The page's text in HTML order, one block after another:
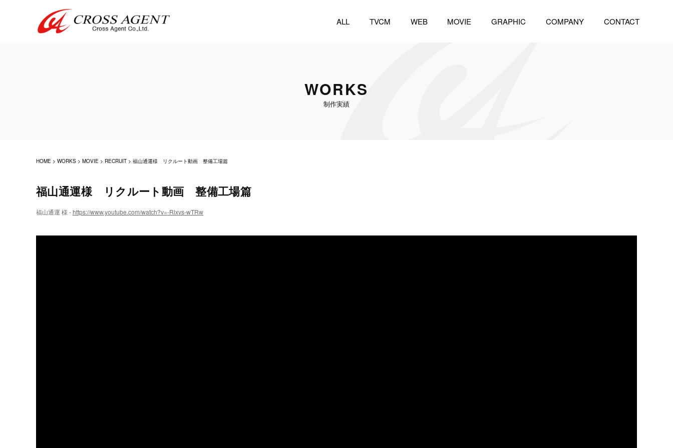
ALL TVCM WEB MOVIE GRAPHIC COMPANY CONTACT
WORKS
制作実績
HOME > WORKS > MOVIE > RECRUIT > 福山通運様 リクルート動画 整備工場篇
福山通運様 リクルート動画 整備工場篇
福山通運 様 -https://www.youtube.com/watch?v=-Rlxvs-wTRw